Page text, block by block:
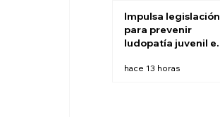
Impulsa legislación
para prevenir
ludopatía juvenil e
hace 13 horas